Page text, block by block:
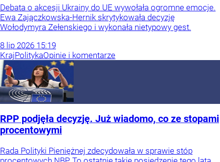
Debata o akcesji Ukrainy do UE wywołała ogromne emocje.
Ewa Zajączkowska-Hernik skrytykowała decyzję
Wołodymyra Zełenskiego i wykonała nietypowy gest.
8 lip 2026 15:19
KrajPolitykaOpinie i komentarze
RPP podjęła decyzję. Już wiadomo, co ze stopami
procentowymi
Rada Polityki Pieniężnej zdecydowała w sprawie stóp